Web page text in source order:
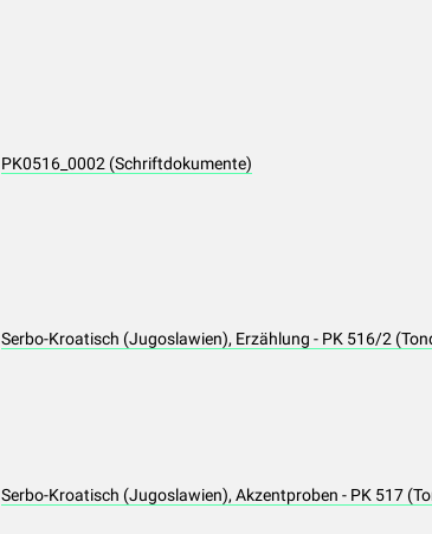
PK0516_0002 (Schriftdokumente)
Serbo-Kroatisch (Jugoslawien), Erzählung - PK 516/2
Serbo-Kroatisch (Jugoslawien), Akzentproben - PK 517